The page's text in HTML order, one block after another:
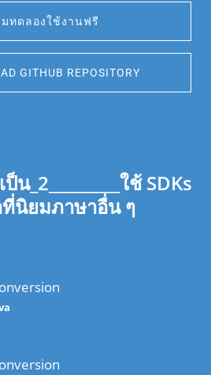
มทดลองใช้งานฟรี
GITHUB REPOSITORY
น_2_________ใช้ SDKs
นิยมภาษาอื่น ๆ